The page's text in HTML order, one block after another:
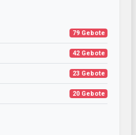
79 Gebote
42 Gebote
23 Gebote
20 Gebote